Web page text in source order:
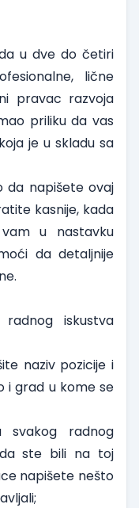
u dve do četiri
lične
pravac razvoja
priliku da vas
je u skladu sa
da napišete ovaj
kasnije, kada
u nastavku
da detaljnije
iskustva
naziv pozicije i
i grad u kome se
radnog
ste bili na toj
napišete nešto